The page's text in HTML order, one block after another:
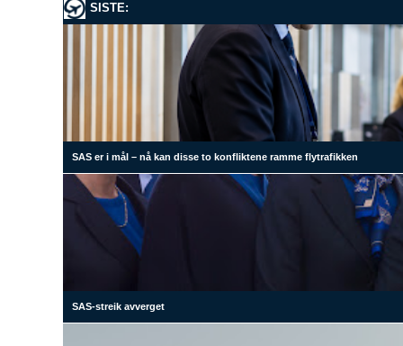
SISTE:
SAS er i mål – nå kan disse to konfliktene ramme flytrafikken
SAS-streik avverget